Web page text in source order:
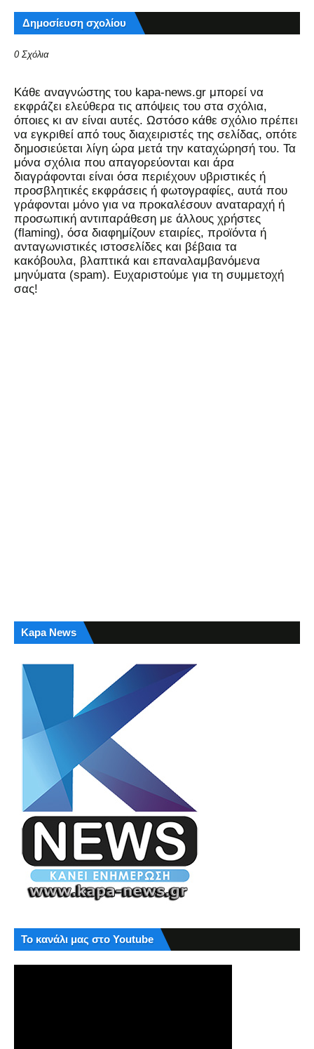
Δημοσίευση σχολίου
0 Σχόλια
Kάθε αναγνώστης του kapa-news.gr μπορεί να
εκφράζει ελεύθερα τις απόψεις του στα σχόλια,
όποιες κι αν είναι αυτές. Ωστόσο κάθε σχόλιο πρέπει
να εγκριθεί από τους διαχειριστές της σελίδας, οπότε
δημοσιεύεται λίγη ώρα μετά την καταχώρησή του. Τα
μόνα σχόλια που απαγορεύονται και άρα
διαγράφονται είναι όσα περιέχουν υβριστικές ή
προσβλητικές εκφράσεις ή φωτογραφίες, αυτά που
γράφονται μόνο για να προκαλέσουν αναταραχή ή
προσωπική αντιπαράθεση με άλλους χρήστες
(flaming), όσα διαφημίζουν εταιρίες, προϊόντα ή
ανταγωνιστικές ιστοσελίδες και βέβαια τα
κακόβουλα, βλαπτικά και επαναλαμβανόμενα
μηνύματα (spam). Ευχαριστούμε για τη συμμετοχή
σας!
Kapa News
Το κανάλι μας στο Youtube